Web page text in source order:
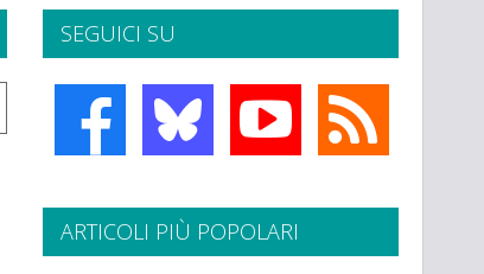
SEGUICI SU
ARTICOLI PIÙ POPOLARI